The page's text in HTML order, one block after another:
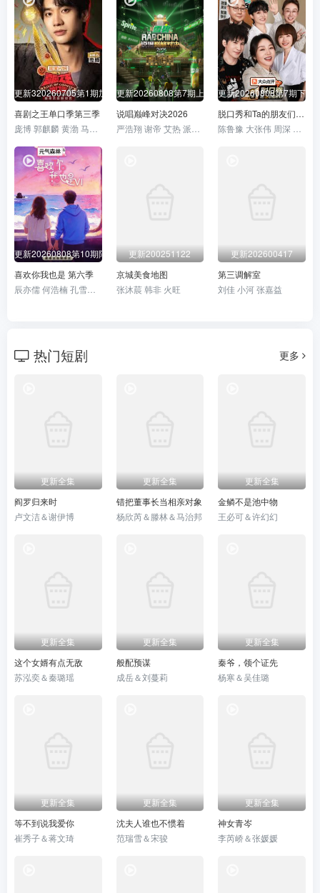
更新320260705第1期加更
喜剧之王单口季第三季
更新20260808第7期上
说唱巅峰对决2026
更新20260808第7期下
脱口秀和Ta的朋友们 第三季
更新20260808第10期陪看
喜欢你我也是 第六季
更新200251122
京城美食地图
张沐莀 韩非 火旺
更新202600417
第三调解室
刘佳 小河 张嘉益
热门短剧 更多
更新全集
阎罗归来时
卢文洁＆谢伊博
更新全集
错把董事长当相亲对象
杨欣芮＆滕林＆马治邦
更新全集
金鳞不是池中物
王必可＆许幻幻
更新全集
这个女婿有点无敌
苏泓奕＆秦璐瑶
更新全集
般配预谋
成岳＆刘蔓莉
更新全集
秦爷，领个证先
杨寒＆吴佳璐
更新全集
等不到说我爱你
崔秀子＆蒋文琦
更新全集
沈夫人谁也不惯着
范瑞雪＆宋骏
更新全集
神女青岑
李芮峤＆张媛媛